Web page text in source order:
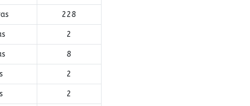
228
2
8
2
2